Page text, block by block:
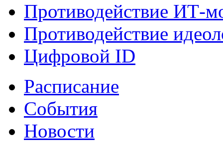
Противодействие ИТ-
Противодействие
Цифровой ID
Расписание
События
Новости